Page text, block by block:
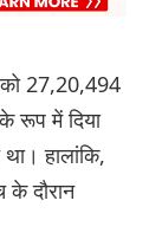
को 27,20,494
रूप में दिया
था। हालांकि,
के दौरान